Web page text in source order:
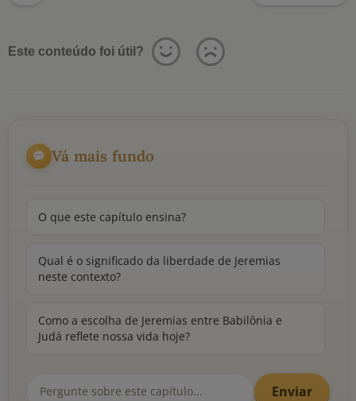
Este conteúdo foi útil?
Vá mais fundo
O que este capítulo ensina?
Qual é o significado da liberdade de Jeremias
neste contexto?
Como a escolha de Jeremias entre Babilônia e
Judá reflete nossa vida hoje?
Enviar